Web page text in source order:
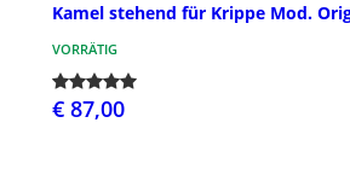
Kamel stehend für Krippe Mod.
VORRÄTIG
€ 87,00